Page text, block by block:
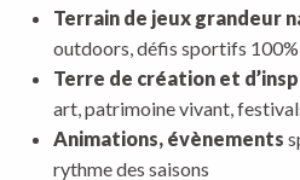
Terrain de jeux grandeur
outdoors, défis sportifs
Terre de création et
art, patrimoine vivant,
Animations, évènements
rythme des saisons